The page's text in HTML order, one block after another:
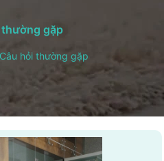
thường gặp
Câu hỏi thường gặp